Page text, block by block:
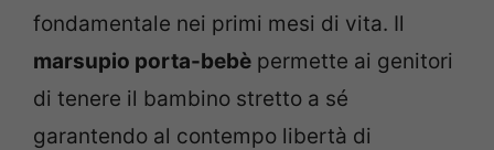
fondamentale nei primi mesi di vita. Il
marsupio porta-bebè permette ai genitori
di tenere il bambino stretto a sé
garantendo al contempo libertà di